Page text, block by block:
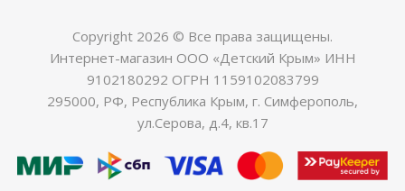
Copyright 2026 © Все права защищены.
Интернет-магазин ООО «Детский Крым» ИНН
9102180292 ОГРН 1159102083799
295000, РФ, Республика Крым, г. Симферополь,
ул.Серова, д.4, кв.17